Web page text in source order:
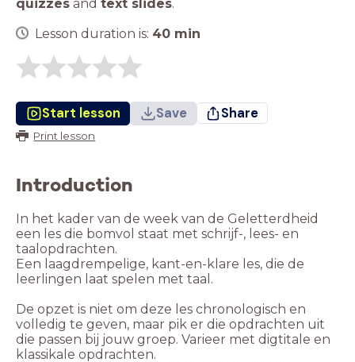
quizzes and text slides.
Lesson duration is: 40 min
Start lesson Save Share
Print lesson
Introduction
In het kader van de week van de Geletterdheid
een les die bomvol staat met schrijf-, lees- en
taalopdrachten.
Een laagdrempelige, kant-en-klare les, die de
leerlingen laat spelen met taal.
De opzet is niet om deze les chronologisch en
volledig te geven, maar pik er die opdrachten uit
die passen bij jouw groep. Varieer met digtitale en
klassikale opdrachten.